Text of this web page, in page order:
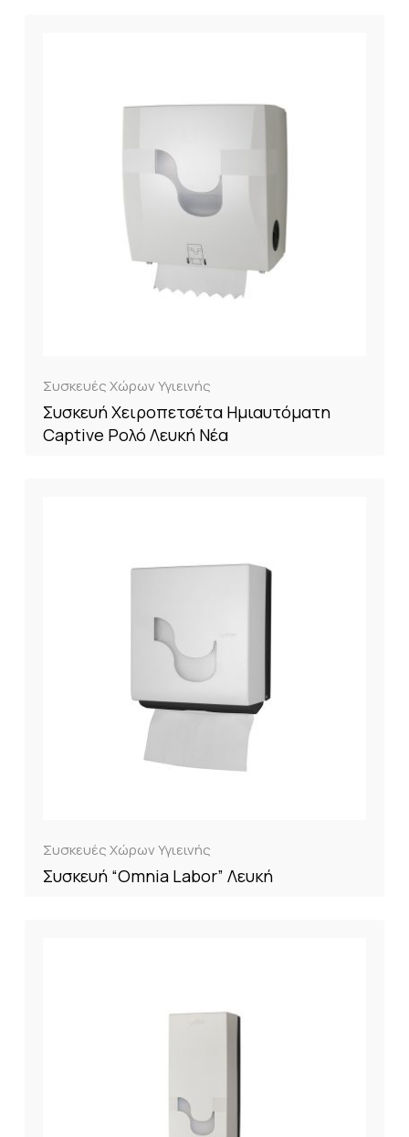
Συσκευές Χώρων Υγιεινής
Συσκευή Χειροπετσέτα Ημιαυτόματη
Captive Ρολό Λευκή Νέα
Συσκευές Χώρων Υγιεινής
Συσκευή “Omnia Labor” Λευκή